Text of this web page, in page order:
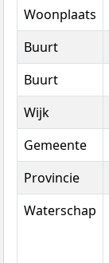
Woonplaats
Buurt
Buurt
Wijk
Gemeente
Provincie
Waterschap